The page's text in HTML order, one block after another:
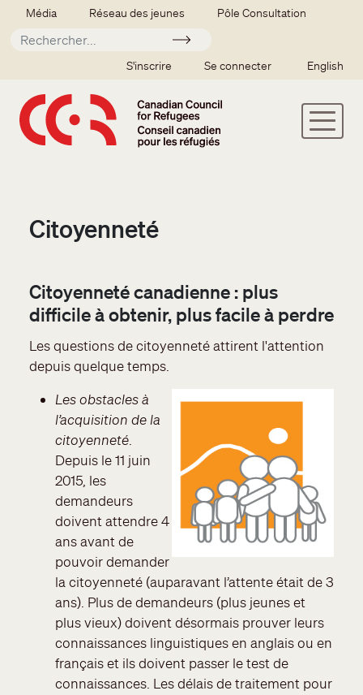
Aller au contenu principal
Secondary menu
Média Réseau des jeunes Pôle Consultation
Soumettre
SSO user menu
S'inscrire Se connecter English
Citoyenneté
Citoyenneté canadienne : plus
difficile à obtenir, plus facile à perdre​
Les questions de citoyenneté attirent l'attention
depuis quelque temps.
Les obstacles à
l’acquisition de la
citoyenneté
Depuis le 11 juin
2015, les
demandeurs
doivent attendre 4
ans avant de
pouvoir demander
la citoyenneté (auparavant l’attente était de 3
ans). Plus de demandeurs (plus jeunes et
plus vieux) doivent désormais prouver leurs
connaissances linguistiques en anglais ou en
français et ils doivent passer le test de
connaissances. Les délais de traitement pour